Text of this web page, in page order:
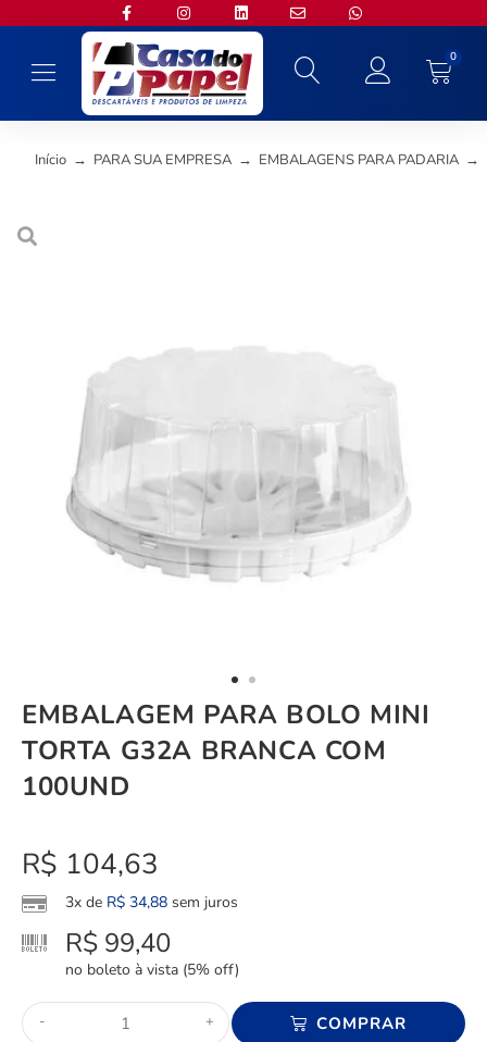
0
Início → PARA SUA EMPRESA → EMBALAGENS PARA PADARIA →
EMBALAGEM PARA BOLO MINI
TORTA G32A BRANCA COM
100UND
R$ 104,63
3x de R$ 34,88 sem juros
R$ 99,40
no boleto à vista (5% off)
- + COMPRAR